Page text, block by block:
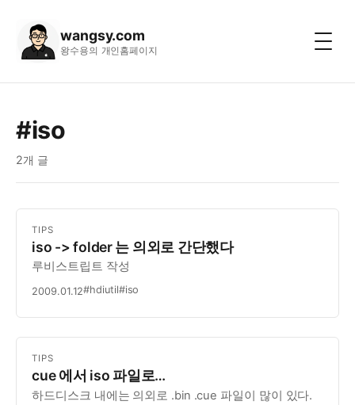
wangsy.com
왕수용의 개인홈페이지
#iso
2개 글
TIPS
iso -> folder 는 의외로 간단했다
루비스트립트 작성
2009.01.12#hdiutil#iso
TIPS
cue 에서 iso 파일로…
하드디스크 내에는 의외로 .bin .cue 파일이 많이 있다.